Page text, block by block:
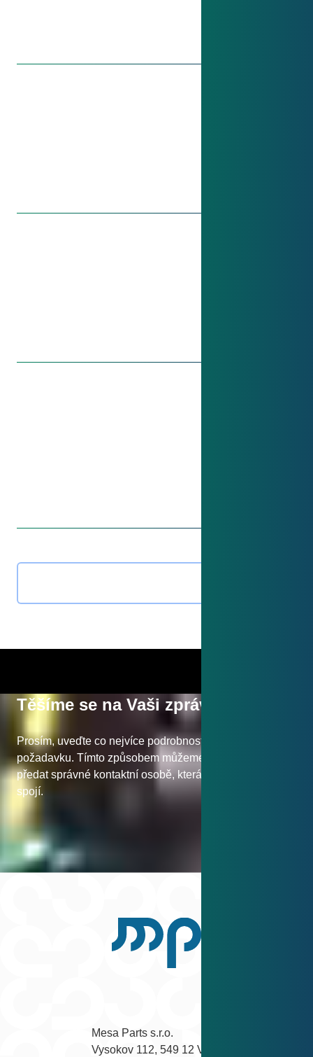
Těšíme se na Vaši zprávu
Prosím, uveďte co nejvíce podrobností o Vašem
požadavku. Tímto způsobem můžeme Vaši žádost
předat správné kontaktní osobě, která se s Vámi ráda
spojí.
Mesa Parts s.r.o.
Vysokov 112, 549 12 Vysokov